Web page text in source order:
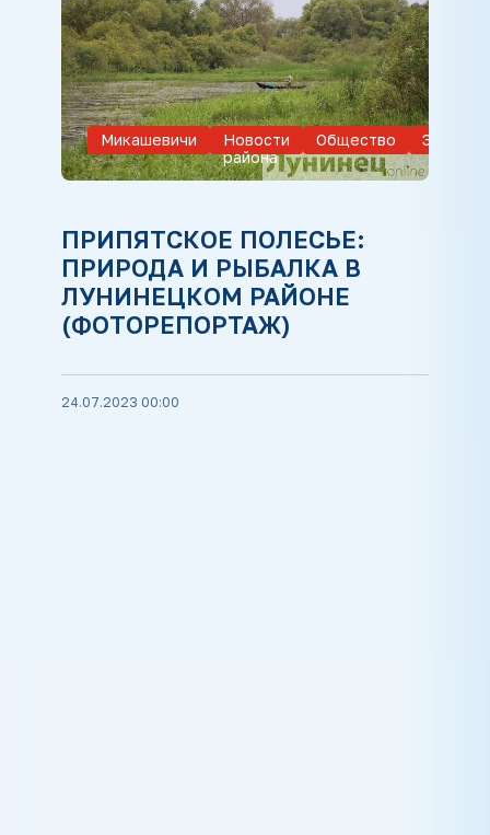
Микашевичи
Новости
района
Общество
ПРИПЯТСКОЕ ПОЛЕСЬЕ:
ПРИРОДА И РЫБАЛКА В
ЛУНИНЕЦКОМ РАЙОНЕ
(ФОТОРЕПОРТАЖ)
24.07.2023 00:00